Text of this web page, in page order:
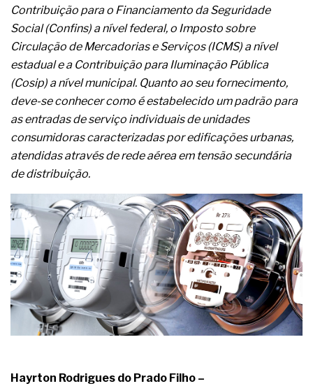
Contribuição para o Financiamento da Seguridade
Social (Confins) a nível federal, o Imposto sobre
Circulação de Mercadorias e Serviços (ICMS) a nível
estadual e a Contribuição para Iluminação Pública
(Cosip) a nível municipal. Quanto ao seu fornecimento,
deve-se conhecer como é estabelecido um padrão para
as entradas de serviço individuais de unidades
consumidoras caracterizadas por edificações urbanas,
atendidas através de rede aérea em tensão secundária
de distribuição.
Hayrton Rodrigues do Prado Filho –